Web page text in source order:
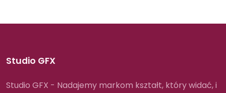
Studio GFX
Studio GFX - Nadajemy markom kształt, który widać, i